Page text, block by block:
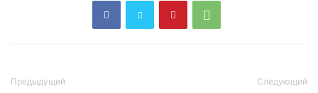
Предыдущий Следующий